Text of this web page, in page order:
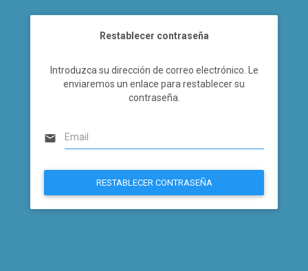
Restablecer contraseña
Introduzca su dirección de correo electrónico. Le
enviaremos un enlace para restablecer su
contraseña.
email
RESTABLECER CONTRASEÑA